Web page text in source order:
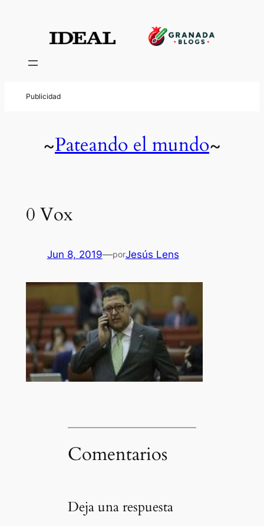
~Pateando el mundo~
0 Vox
Jun 8, 2019—porJesús Lens
Comentarios
Deja una respuesta